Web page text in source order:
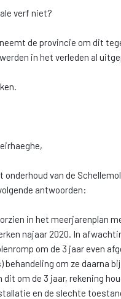
verf niet?
de provincie om dit
in het verleden al
onderhoud van de
antwoorden:
in het meerjarenplan
najaar 2020. In
om de 3 jaar even
behandeling om ze daarna
dit om de 3 jaar, rekening
en de slechte